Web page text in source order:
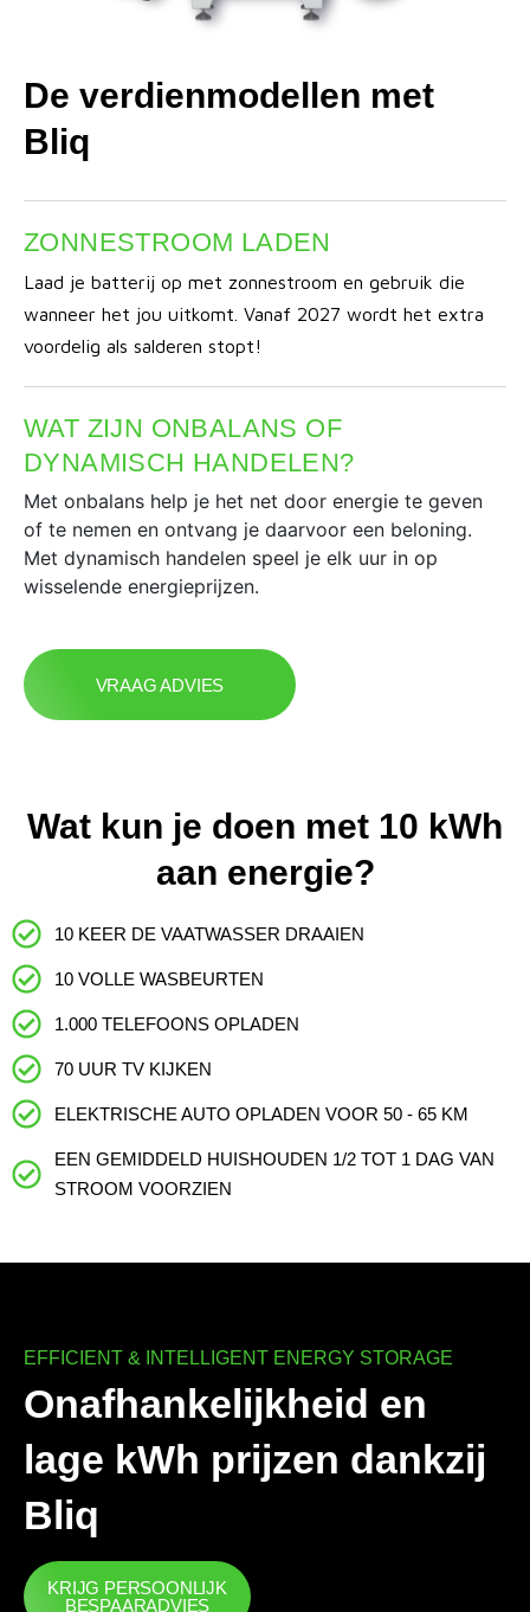
De verdienmodellen met
Bliq
ZONNESTROOM LADEN
Laad je batterij op met zonnestroom en gebruik die
wanneer het jou uitkomt. Vanaf 2027 wordt het extra
voordelig als salderen stopt!
WAT ZIJN ONBALANS OF
DYNAMISCH HANDELEN?
Met onbalans help je het net door energie te geven
of te nemen en ontvang je daarvoor een beloning.
Met dynamisch handelen speel je elk uur in op
wisselende energieprijzen.
VRAAG ADVIES
Wat kun je doen met 10 kWh
aan energie?
10 KEER DE VAATWASSER DRAAIEN
10 VOLLE WASBEURTEN
1.000 TELEFOONS OPLADEN
70 UUR TV KIJKEN
ELEKTRISCHE AUTO OPLADEN VOOR 50 - 65 KM
EEN GEMIDDELD HUISHOUDEN 1/2 TOT 1 DAG VAN
STROOM VOORZIEN
EFFICIENT & INTELLIGENT ENERGY STORAGE
Onafhankelijkheid en
lage kWh prijzen dankzij
Bliq
KRIJG PERSOONLIJK
BESPAARADVIES